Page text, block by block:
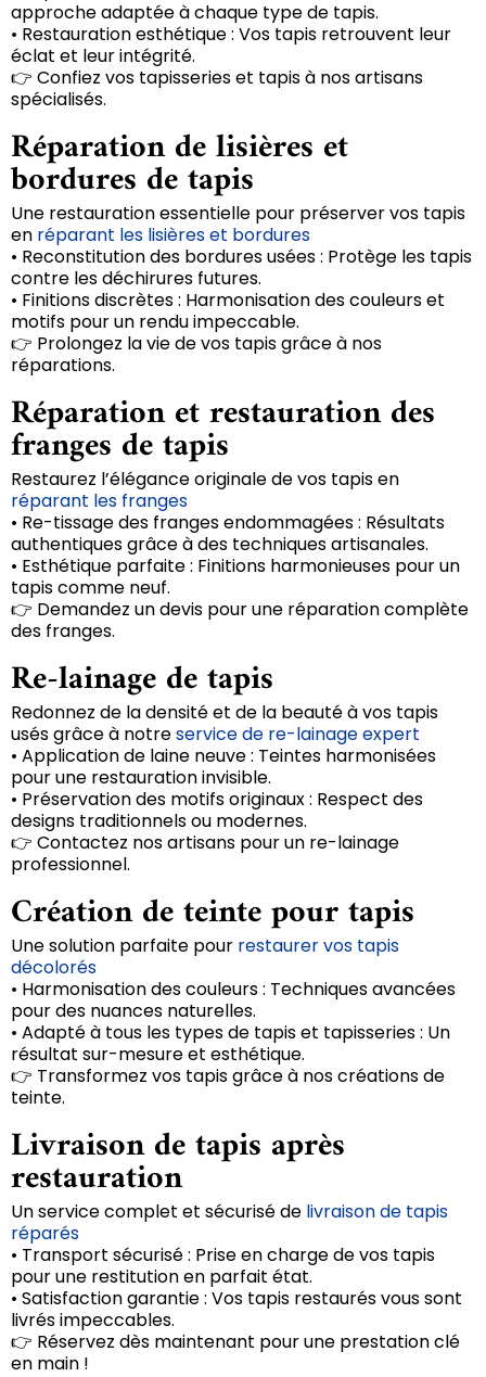
approche adaptée à chaque type de tapis.
• Restauration esthétique : Vos tapis retrouvent leur
éclat et leur intégrité.
👉 Confiez vos tapisseries et tapis à nos artisans
spécialisés.
Réparation de lisières et
bordures de tapis
Une restauration essentielle pour préserver vos tapis
en réparant les lisières et bordures
• Reconstitution des bordures usées : Protège les tapis
contre les déchirures futures.
• Finitions discrètes : Harmonisation des couleurs et
motifs pour un rendu impeccable.
👉 Prolongez la vie de vos tapis grâce à nos
réparations.
Réparation et restauration des
franges de tapis
Restaurez l’élégance originale de vos tapis en
réparant les franges
• Re-tissage des franges endommagées : Résultats
authentiques grâce à des techniques artisanales.
• Esthétique parfaite : Finitions harmonieuses pour un
tapis comme neuf.
👉 Demandez un devis pour une réparation complète
des franges.
Re-lainage de tapis
Redonnez de la densité et de la beauté à vos tapis
usés grâce à notreservice de re-lainage expert
• Application de laine neuve : Teintes harmonisées
pour une restauration invisible.
• Préservation des motifs originaux : Respect des
designs traditionnels ou modernes.
👉 Contactez nos artisans pour un re-lainage
professionnel.
Création de teinte pour tapis
Une solution parfaite pour restaurer vos tapis
décolorés
• Harmonisation des couleurs : Techniques avancées
pour des nuances naturelles.
• Adapté à tous les types de tapis et tapisseries : Un
résultat sur-mesure et esthétique.
👉 Transformez vos tapis grâce à nos créations de
teinte.
Livraison de tapis après
restauration
Un service complet et sécurisé de livraison de tapis
réparés
• Transport sécurisé : Prise en charge de vos tapis
pour une restitution en parfait état.
• Satisfaction garantie : Vos tapis restaurés vous sont
livrés impeccables.
👉 Réservez dès maintenant pour une prestation clé
en main !